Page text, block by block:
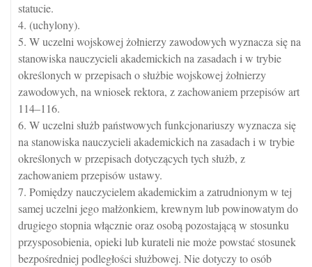
statucie.
4. (uchylony).
5. W uczelni wojskowej żołnierzy zawodowych wyznacza się na
stanowiska nauczycieli akademickich na zasadach i w trybie
określonych w przepisach o służbie wojskowej żołnierzy
zawodowych, na wniosek rektora, z zachowaniem przepisów art
114–116.
6. W uczelni służb państwowych funkcjonariuszy wyznacza się
na stanowiska nauczycieli akademickich na zasadach i w trybie
określonych w przepisach dotyczących tych służb, z
zachowaniem przepisów ustawy.
7. Pomiędzy nauczycielem akademickim a zatrudnionym w tej
samej uczelni jego małżonkiem, krewnym lub powinowatym do
drugiego stopnia włącznie oraz osobą pozostającą w stosunku
przysposobienia, opieki lub kurateli nie może powstać stosunek
bezpośredniej podległości służbowej. Nie dotyczy to osób